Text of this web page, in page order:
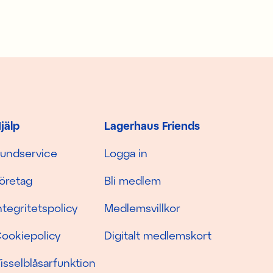
Lagerhaus Friends
Logga in
Bli medlem
Medlemsvillkor
Digitalt medlemskort